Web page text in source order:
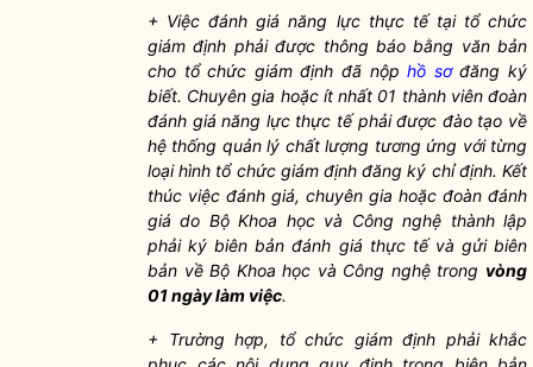
+ Việc đánh giá năng lực thực tế tại tổ chức
giám định phải được thông báo bằng văn bản
cho tổ chức giám định đã nộphồ sơđăng ký
biết. Chuyên gia hoặc ít nhất 01 thành viên đoàn
đánh giá năng lực thực tế phải được đào tạo về
hệ thống quản lý chất lượng tương ứng với từng
loại hình tổ chức giám định đăng ký chỉ định. Kết
thúc việc đánh giá, chuyên gia hoặc đoàn đánh
giá do Bộ Khoa học và Công nghệ thành lập
phải ký biên bản đánh giá thực tế và gửi biên
bản về Bộ Khoa học và Công nghệ trong vòng
01 ngày làm việc.
+ Trường hợp, tổ chức giám định phải khắc